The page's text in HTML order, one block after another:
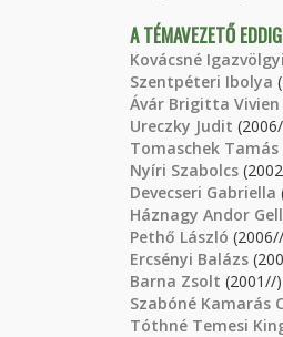
A TÉMAVEZETŐ
Kovácsné
Szentpéteri Ibolya
Ávár Brigitta Vivien
Ureczky Judit
Tomaschek Tamás
Nyíri Szabolcs
Devecseri Gabriella
Háznagy Andor
Pethő László
Ercsényi Balázs
Barna Zsolt (2001//)
Szabóné Kamarás
Tóthné Temesi